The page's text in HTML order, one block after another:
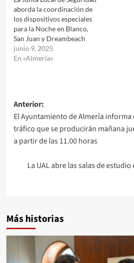
aborda la coordinación de
los dispositivos especiales
para la Noche en Blanco,
San Juan y Dreambeach
junio 9, 2025
En «Almería»
Navegación
de
entradas
Anterior:
El Ayuntamiento de Almería informa
tráfico que se producirán mañana
a partir de las 11.00 horas
La UAL abre las salas de
Más historias